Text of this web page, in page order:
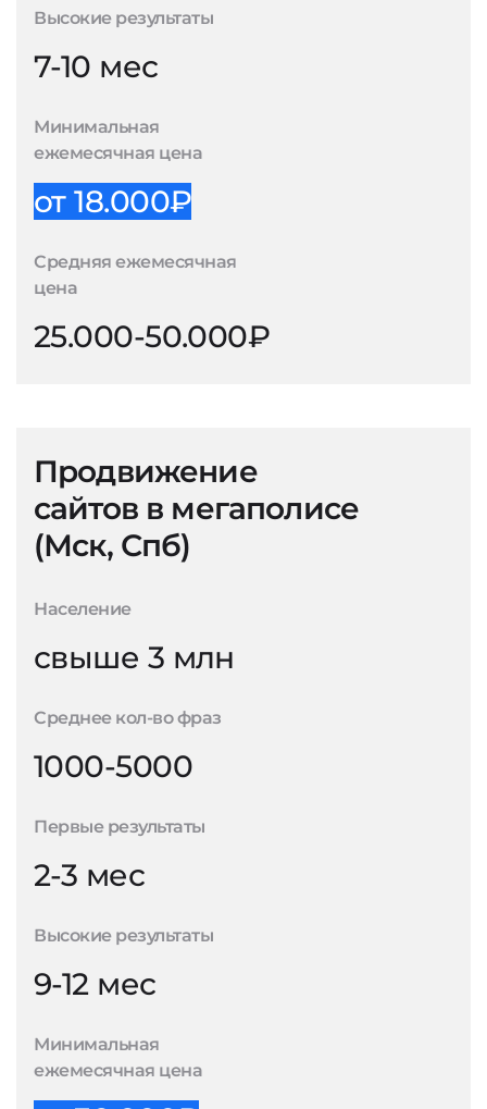
Высокие результаты
7-10 мес
Минимальная
ежемесячная цена
от 18.000₽
Средняя ежемесячная
цена
25.000-50.000₽
Продвижение
сайтов в мегаполисе
(Мск, Спб)
Население
свыше 3 млн
Среднее кол-во фраз
1000-5000
Первые результаты
2-3 мес
Высокие результаты
9-12 мес
Минимальная
ежемесячная цена